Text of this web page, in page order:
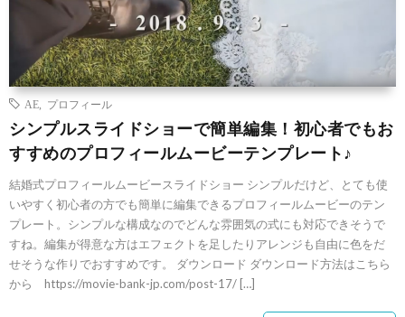
AE プロフィール
シンプルスライドショーで簡単編集！初心者でもお
すすめのプロフィールムービーテンプレート♪
結婚式プロフィールムービースライドショー シンプルだけど、とても使
いやすく初心者の方でも簡単に編集できるプロフィールムービーのテン
プレート。シンプルな構成なのでどんな雰囲気の式にも対応できそうで
すね。編集が得意な方はエフェクトを足したりアレンジも自由に色をだ
せそうな作りでおすすめです。 ダウンロード ダウンロード方法はこちら
から https://movie-bank-jp.com/post-17/ […]